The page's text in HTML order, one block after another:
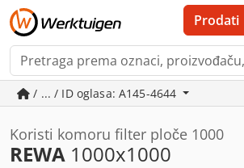
Prodati
/ ... / ID oglasa: A145-4644
Koristi komoru filter ploče 1000
REWA 1000x1000